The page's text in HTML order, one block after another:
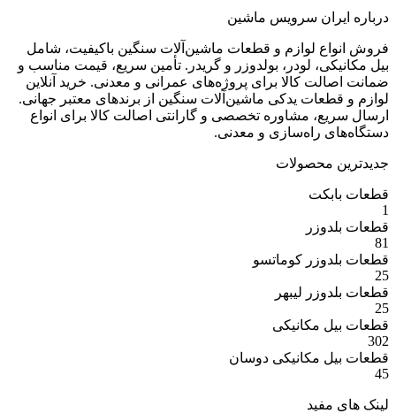
سرویس ماشین
لوازم و قطعات ماشین‌آلات سنگین باکیفیت، شامل
لودر، بولدوزر و گریدر. تأمین سریع، قیمت مناسب و
کالا برای پروژه‌های عمرانی و معدنی. خرید آنلاین
یدکی ماشین‌آلات سنگین از برندهای معتبر جهانی.
مشاوره تخصصی و گارانتی اصالت کالا برای انواع
راه‌سازی و معدنی.
محصولات
کوماتسو
لیبهر
مکانیکی
مکانیکی دوسان